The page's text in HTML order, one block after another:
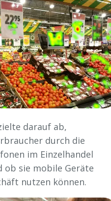
darauf ab,
durch die
im Einzelhandel
ob sie mobile Geräte
nutzen können.